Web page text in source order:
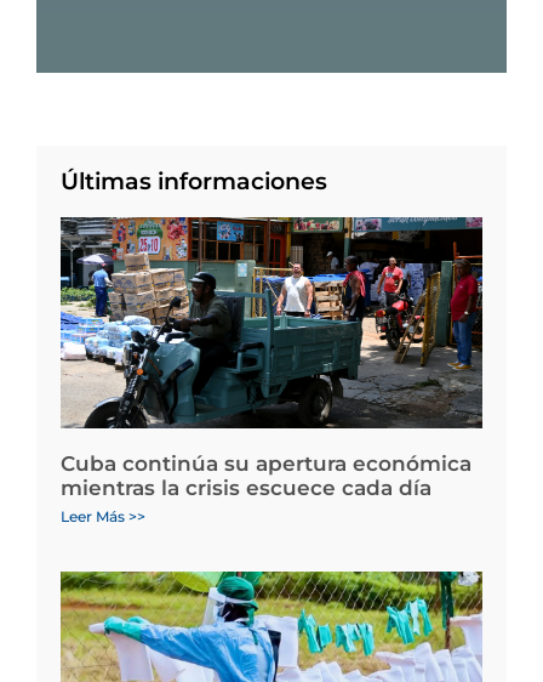
Últimas informaciones
Cuba continúa su apertura económica
mientras la crisis escuece cada día
Leer Más >>